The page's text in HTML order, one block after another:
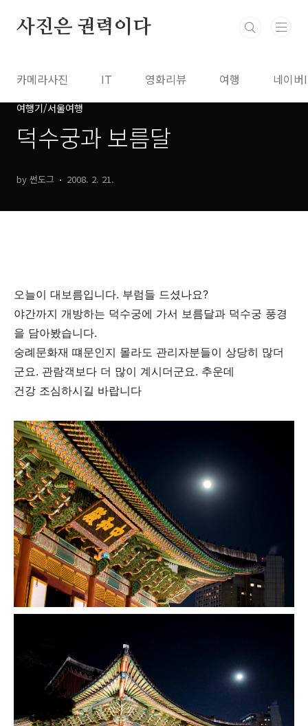
사진은 권력이다
카메라사진 IT 영화리뷰 여행 네이
여행기/서울여행
덕수궁과 보름달
by 썬도그 2008. 2. 21.
오늘이 대보름입니다. 부럼들 드셨나요?
야간까지 개방하는 덕수궁에 가서 보름달과 덕수궁 풍경
을 담아봤습니다.
숭례문화재 떄문인지 몰라도 관리자분들이 상당히 많더
군요. 관람객보다 더 많이 계시더군요. 추운데
건강 조심하시길 바랍니다